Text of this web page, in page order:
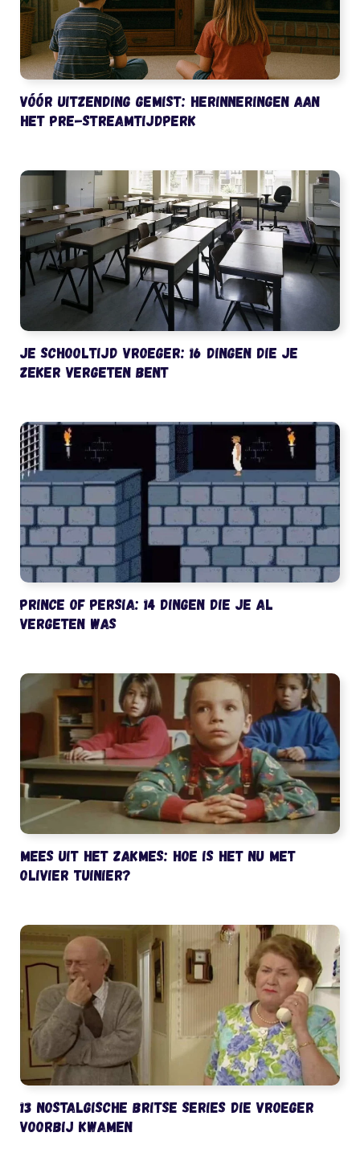
Vóór uitzending gemist: herinneringen aan
het pre-streamtijdperk
Je schooltijd vroeger: 16 dingen die je
zeker vergeten bent
Prince of Persia: 14 dingen die je al
vergeten was
Mees uit het Zakmes: hoe is het nu met
Olivier Tuinier?
13 nostalgische Britse series die vroeger
voorbij kwamen